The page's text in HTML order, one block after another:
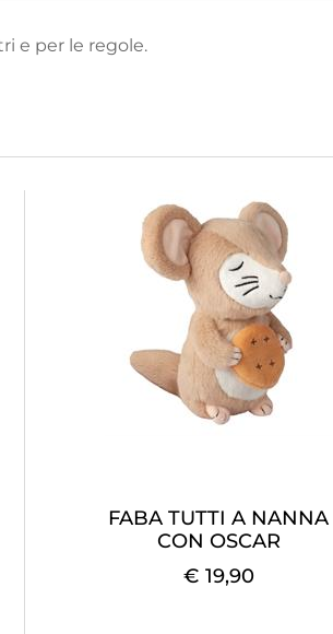
e per le regole.
FABA TUTTI A NANNA
CON OSCAR
€ 19,90